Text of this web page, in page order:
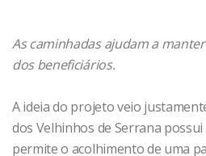
As caminhadas ajudam a
dos beneficiários.
A ideia do projeto veio
dos Velhinhos de Serrana
permite o acolhimento de uma